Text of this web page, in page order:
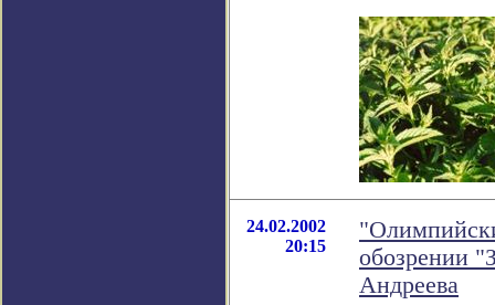
24.02.2002
20:15
обозрении
Андреева